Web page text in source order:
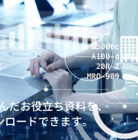
だお役立ち資料を、
ロードできます。